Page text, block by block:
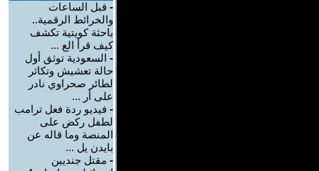
- قبل الساعات
والخرائط الرقمية..
باحثة كويتية تكشف
كيف قرأ الع ...
- السعودية توثق أول
حالة تعشيش وتكاثر
لطائر صحراوي نادر
على أر ...
- فيديو ردة فعل ترامب
لطفل ركض على
المنصة وما قاله عن
بايدن يل ...
- مقتل جنديين